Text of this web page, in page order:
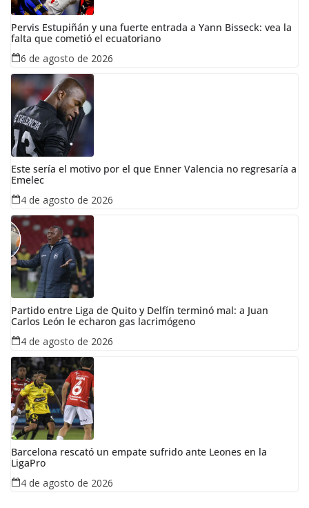
Pervis Estupiñán y una fuerte entrada a Yann Bisseck: vea la
falta que cometió el ecuatoriano
6 de agosto de 2026
Este sería el motivo por el que Enner Valencia no regresaría a
Emelec
4 de agosto de 2026
Partido entre Liga de Quito y Delfín terminó mal: a Juan
Carlos León le echaron gas lacrimógeno
4 de agosto de 2026
Barcelona rescató un empate sufrido ante Leones en la
LigaPro
4 de agosto de 2026